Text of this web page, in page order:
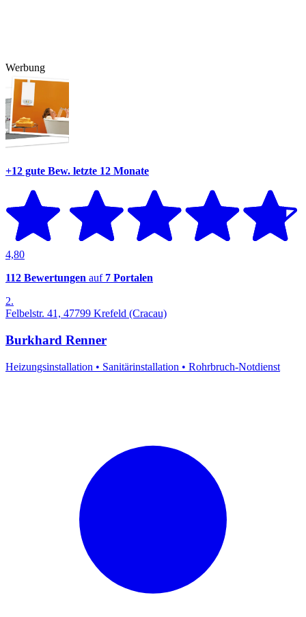
Werbung
+12 gute Bew. letzte 12 Monate
4,80
112 Bewertungen auf 7 Portalen
2.
Felbelstr. 41, 47799 Krefeld (Cracau)
Burkhard Renner
Heizungsinstallation • Sanitärinstallation • Rohrbruch-Notdienst